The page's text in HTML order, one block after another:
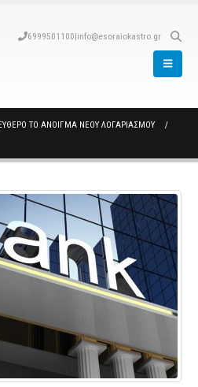
6999501100|info@esoraiokastro.gr
ΤΟ ΆΝΟΙΓΜΑ ΝΈΟΥ ΛΟΓΑΡΙΑΣΜΟΎ